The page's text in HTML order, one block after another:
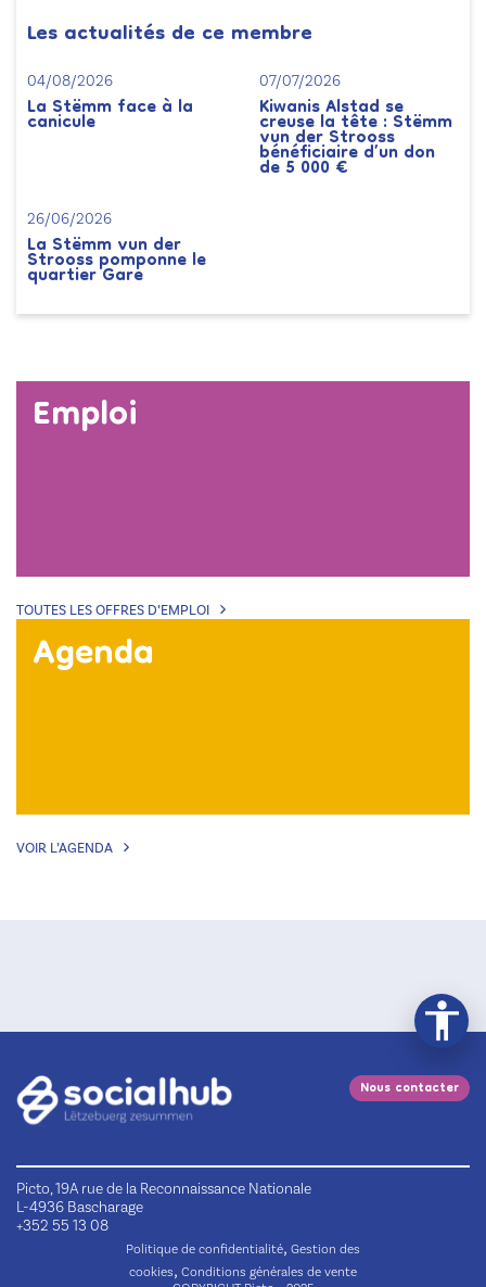
Les actualités de ce membre
04/08/2026
La Stëmm face à la
canicule
07/07/2026
Kiwanis Alstad se
creuse la tête : Stëmm
vun der Strooss
bénéficiaire d’un don
de 5 000 €
26/06/2026
La Stëmm vun der
Strooss pomponne le
quartier Gare
Emploi
TOUTES LES OFFRES D’EMPLOI
Agenda
VOIR L’AGENDA
Nous contacter
Picto, 19A rue de la Reconnaissance Nationale
L-4936 Bascharage
+352 55 13 08
Politique de confidentialité, Gestion des
cookies, Conditions générales de vente